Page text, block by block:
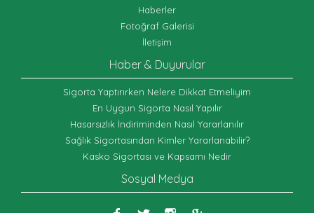
Haberler
Fotoğraf Galerisi
İletişim
Haber & Duyurular
Sigorta Yaptırırken Nelere Dikkat Etmeliyim
En Uygun Sigorta Nasıl Yapılır
Hasarsızlık İndiriminden Nasıl Yararlanılır
Sağlık Sigortasından Kimler Yararlanabilir?
Kasko Sigortası ve Kapsamı Nedir
Sosyal Medya